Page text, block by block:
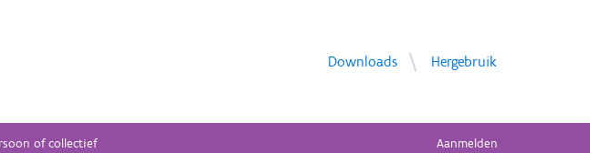
Downloads Hergebruik
of collectief Aanmelden